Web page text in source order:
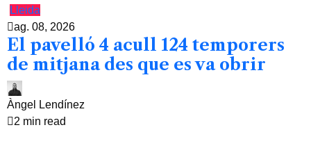
Lleida
ag. 08, 2026
El pavelló 4 acull 124 temporers
de mitjana des que es va obrir
Àngel Lendínez
2 min read